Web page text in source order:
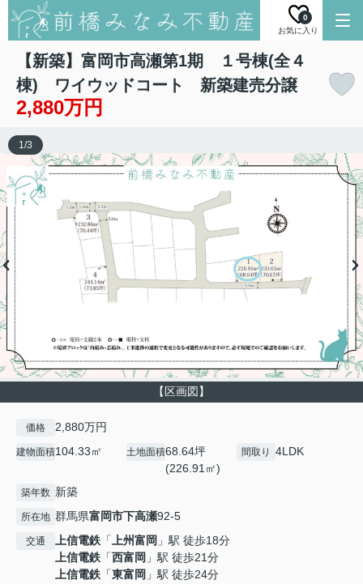
お気に入り
0
【新築】富岡市高瀬第1期 １号棟(全４
棟) ワイウッドコート 新築建売分譲
2,880万円
【区画図】
1/3
価格 2,880万円
建物面積104.33㎡ 土地面積68.64坪
(226.91㎡)
間取り 4LDK
築年数 新築
所在地 群馬県富岡市下高瀬92-5
交通 上信電鉄 「上州富岡 」駅 徒歩18分
上信電鉄 「西富岡 」駅 徒歩21分
上信電鉄 「東富岡 」駅 徒歩24分